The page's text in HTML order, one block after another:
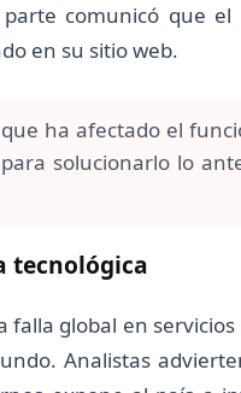
comunicó que el
en su sitio web.
ha afectado el
solucionarlo lo
tecnológica
falla global en
Analistas